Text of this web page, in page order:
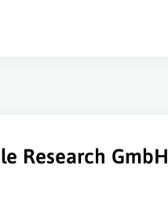
Research GmbH